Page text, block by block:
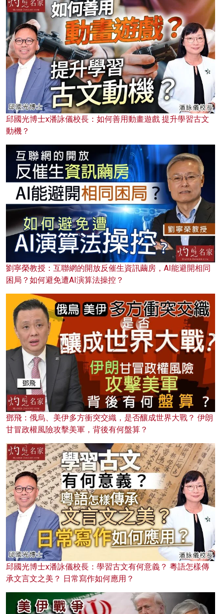
邱國光博士x潘詠儀校長：如何善用動畫遊戲 提升學習古文
動機？
劉寧榮教授：互聯網的開放反催生資訊繭房，AI能避開相同
困局？如何避免遭AI演算法操控？
鄧飛：俄烏、美伊多方衝突交織，是否釀成世界大戰？ 伊朗
甘冒政權風險攻擊美軍，背後有何盤算？
邱國光博士x潘詠儀校長：學習古文有何意義？ 粵語怎樣傳
承文言文之美？ 日常寫作如何應用？